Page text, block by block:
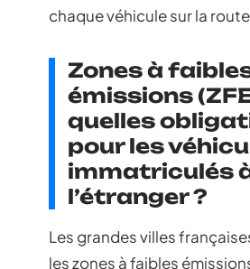
chaque véhicule sur la
Zones à
émissions
quelles
pour les
immatriculés
l’étranger ?
Les grandes villes
les zones à faibles